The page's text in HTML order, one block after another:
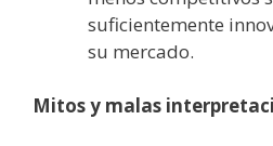
suficientemente
su mercado.
Mitos y malas